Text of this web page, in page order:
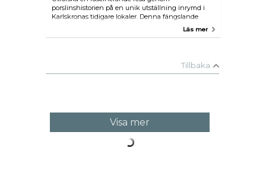
porslinshistorien på en unik utställning inrymd i
Karlskronas tidigare lokaler. Denna fängslande
utställning spänner över produktionsåren från 1918
Läs mer
Tillbaka
Visa mer